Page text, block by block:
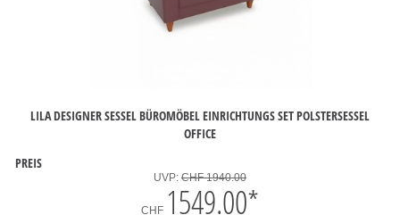
LILA DESIGNER SESSEL BÜROMÖBEL EINRICHTUNGS SET POLSTERSESSEL
OFFICE
PREIS
UVP: CHF 1940.00
CHF 1549.00*